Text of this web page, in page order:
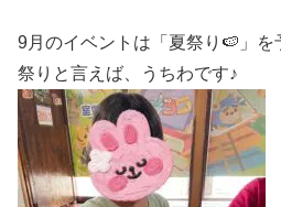
9月のイベントは「夏祭り🍉」を
祭りと言えば、うちわです♪